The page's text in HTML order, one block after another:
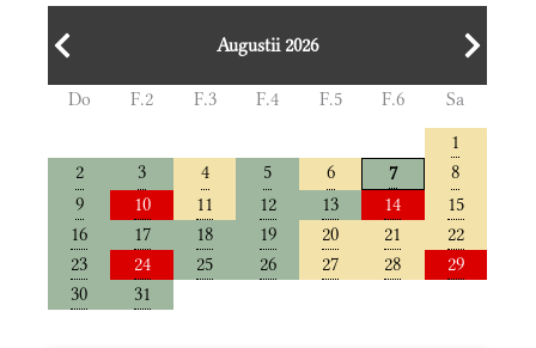
Augustii 2026
Do F.2 F.3 F.4 F.5 F.6
Sa
1
2
3 4 5 6 7
8
9
10 11 12 13 14
15
16
17 18 19 20 21
22
23
24 25 26 27 28
29
30
31